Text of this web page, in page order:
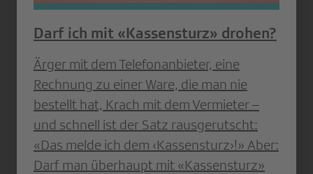
Darf ich mit «Kassensturz» drohen?
Ärger mit dem Telefonanbieter, eine
Rechnung zu einer Ware, die man nie
bestellt hat, Krach mit dem Vermieter –
und schnell ist der Satz rausgerutscht:
«Das melde ich dem ‹Kassensturz›!» Aber:
Darf man überhaupt mit «Kassensturz»